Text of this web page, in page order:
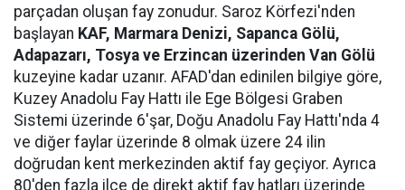
parçadan oluşan fay zonudur. Saroz Körfezi'nden
başlayan KAF, Marmara Denizi, Sapanca Gölü,
Adapazarı, Tosya ve Erzincan üzerinden Van Gölü
kuzeyine kadar uzanır. AFAD'dan edinilen bilgiye göre,
Kuzey Anadolu Fay Hattı ile Ege Bölgesi Graben
Sistemi üzerinde 6'şar, Doğu Anadolu Fay Hattı'nda 4
ve diğer faylar üzerinde 8 olmak üzere 24 ilin
doğrudan kent merkezinden aktif fay geçiyor. Ayrıca
80'den fazla ilçe de direkt aktif fay hatları üzerinde